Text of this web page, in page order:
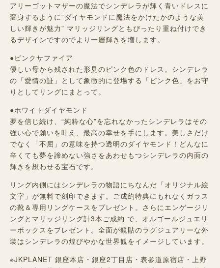
アリーゴットマザーの魔法でシンデレラが輝く青いドレスに
変身するように”ダイヤモンドに魔法をかけたかのような美
しい輝きが魅力” マリッジリングともぴったり重ね付けでき
るデザインですのでより一層輝きを増します。
●ピンクサファイア
優しい母から残された形見のピンク色のドレス。シンデレラ
の「愛情の証」として象徴的に登場する「ピンク色」をお守
りとしてリングにまとって。
●ホワイトダイヤモンド
夢を信じ続け、“純粋な心”を忘れなかったシンデレラはその
強い心で願いを叶え、最高の幸せを手にします。美しさだけ
でなく「不屈」の意味を持つ透明のダイヤモンド！どんなに
辛くても夢を諦めない強さをあわせもつシンデレラの内面の
輝きを想わせる宝石です。
リング内側にはシンデレラの物語にちなんだ「オリジナル絵
文字」が無料で刻印できます。ご成約特典にもれなくガラス
の靴＆専用リングケースをプレゼント。さらにエンゲージリ
ングとマリッジリング計3本ご成約 で、オルゴールジュエリ
ーボックスをプレゼント。全面が鏡貼のラグジュアリーな外
装はシンデレラの煌びやかな世界観をイメージしています。
※JKPLANET 銀座本店・銀座2丁目店・表参道原宿店・上野